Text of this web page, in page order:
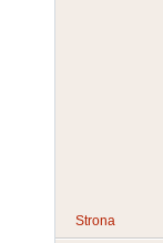
Strona